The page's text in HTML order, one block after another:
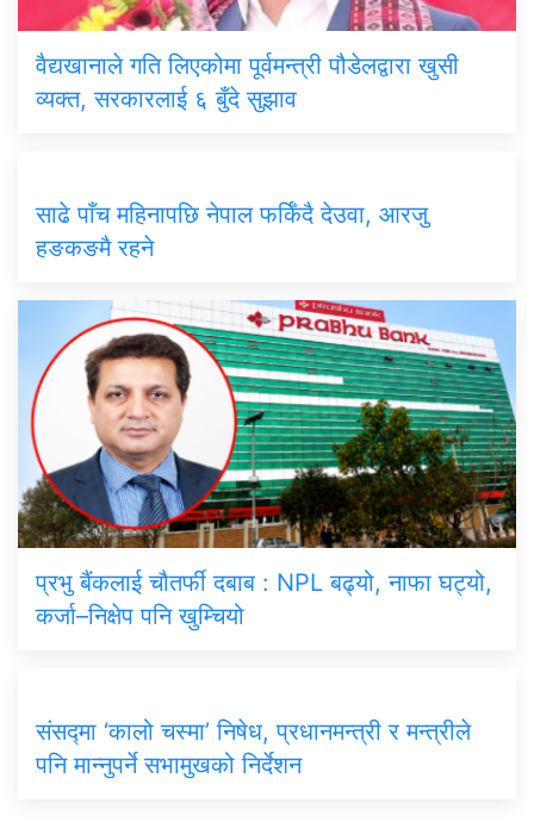
वैद्यखानाले गति लिएकोमा पूर्वमन्त्री पौडेलद्वारा खुसी
व्यक्त, सरकारलाई ६ बुँदे सुझाव
साढे पाँच महिनापछि नेपाल फर्किँदै देउवा, आरजु
हङकङमै रहने
प्रभु बैंकलाई चौतर्फी दबाब : NPL बढ्यो, नाफा घट्यो,
कर्जा–निक्षेप पनि खुम्चियो
संसद्मा ‘कालो चस्मा’ निषेध, प्रधानमन्त्री र मन्त्रीले
पनि मान्नुपर्ने सभामुखको निर्देशन